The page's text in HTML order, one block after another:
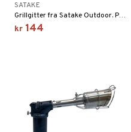
SATAKE
Grillgitter fra Satake Outdoor. Perfekt for utekjøkkenet eller campingplassen, i skogen og på tur.
kr 144